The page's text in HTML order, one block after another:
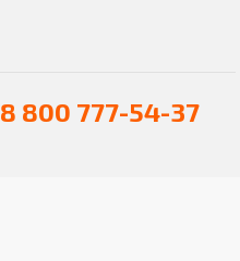
8 800 777-54-37